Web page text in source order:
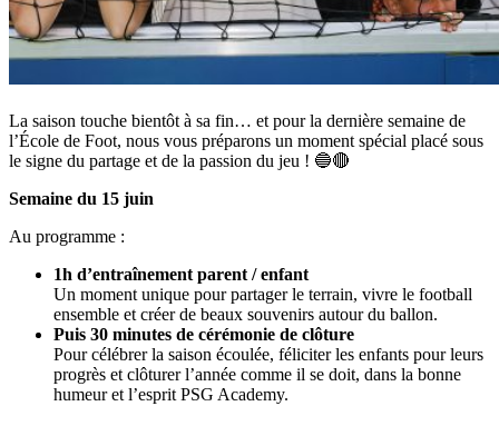
La saison touche bientôt à sa fin… et pour la dernière semaine de
l’École de Foot, nous vous préparons un moment spécial placé sous
le signe du partage et de la passion du jeu ! 🔵🔴
Semaine du 15 juin
Au programme :
1h d’entraînement parent / enfant
Un moment unique pour partager le terrain, vivre le football
ensemble et créer de beaux souvenirs autour du ballon.
Puis 30 minutes de cérémonie de clôture
Pour célébrer la saison écoulée, féliciter les enfants pour leurs
progrès et clôturer l’année comme il se doit, dans la bonne
humeur et l’esprit PSG Academy.